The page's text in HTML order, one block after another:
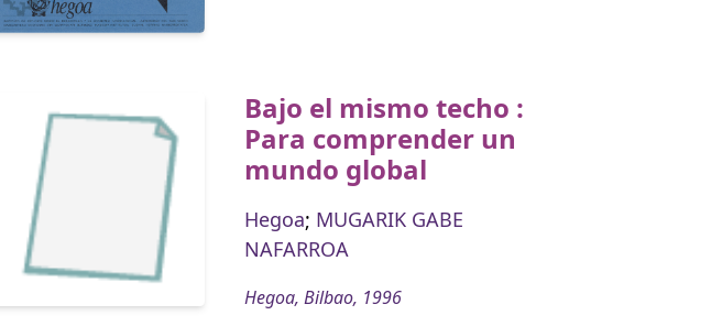
Bajo el mismo techo :
Para comprender un
mundo global
Hegoa; MUGARIK GABE
NAFARROA
Hegoa, Bilbao, 1996